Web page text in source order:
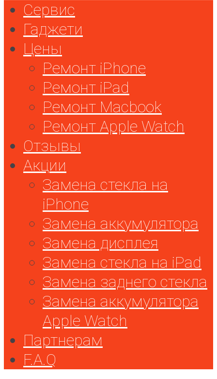
Сервис
Гаджети
Цены
Ремонт iPhone
Ремонт iPad
Ремонт Macbook
Ремонт Apple Watch
Отзывы
Акции
Замена стекла на
iPhone
Замена аккумулятора
Замена дисплея
Замена стекла на iPad
Замена заднего стекла
Замена аккумулятора
Apple Watch
Партнерам
F.A.Q